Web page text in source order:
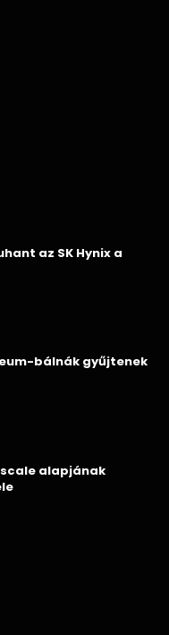
az SK Hynix a
bálnák gyűjtenek
alapjának